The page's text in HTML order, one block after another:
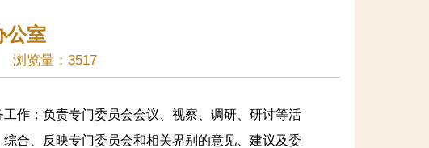
公室
浏览量：3517
；负责专门委员会会议、视察、调研、研讨等活
合、反映专门委员会和相关界别的意见、建议及委